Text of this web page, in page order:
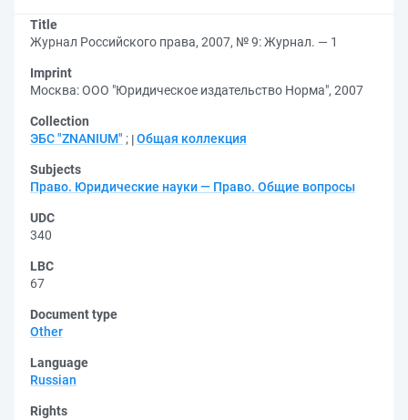
Title
Журнал Российского права, 2007, № 9: Журнал. — 1
Imprint
Москва: ООО "Юридическое издательство Норма", 2007
Collection
ЭБС "ZNANIUM" ; Общая коллекция
Subjects
Право. Юридические науки — Право. Общие вопросы
UDC
340
LBC
67
Document type
Other
Language
Russian
Rights